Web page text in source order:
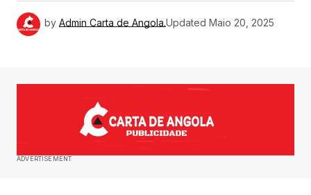
by Admin Carta de Angola.Updated Maio 20, 2025
ADVERTISEMENT